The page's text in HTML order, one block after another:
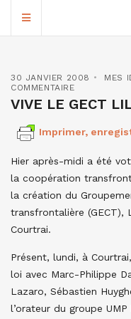
30 JANVIER 2008 MES
COMMENTAIRE
VIVE LE GECT
Imprimer,
Hier après-midi a été
la coopération
la création du
transfrontalière (GECT),
Courtrai.
Présent, lundi, à
loi avec Marc-Philippe
Lazaro, Sébastien
l’orateur du groupe